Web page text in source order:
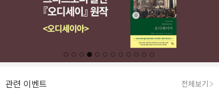
관련 이벤트 전체보기